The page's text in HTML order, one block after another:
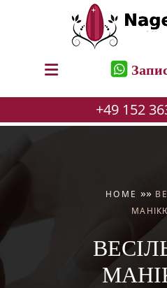
до
+49 152
HOME »»